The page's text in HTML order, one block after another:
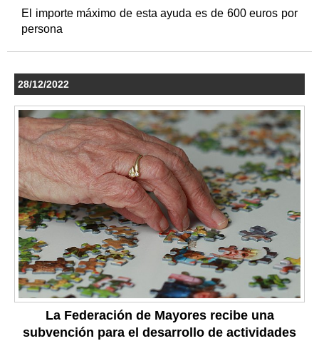
El importe máximo de esta ayuda es de 600 euros por
persona
28/12/2022
La Federación de Mayores recibe una
subvención para el desarrollo de actividades